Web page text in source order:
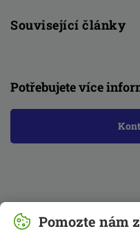
Související články
Potřebujete více
Pomozte nám